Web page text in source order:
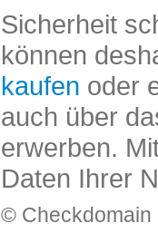
Sicherheit
können
kaufen oder
auch über
erwerben.
Daten Ihrer
© Checkdomain